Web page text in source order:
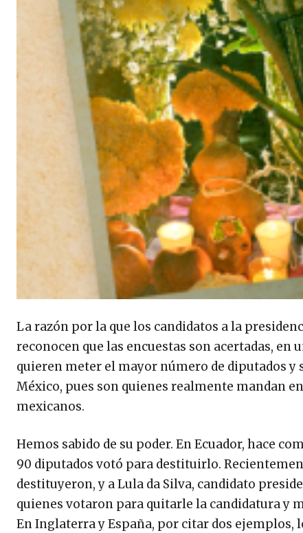
La razón por la que los candidatos a la
reconocen que las encuestas son acertadas, en
quieren meter el mayor número de diputados y
México, pues son quienes realmente mandan
mexicanos.
Hemos sabido de su poder. En Ecuador, hace
90 diputados votó para destituirlo.
destituyeron, y a Lula da Silva, candidato
quienes votaron para quitarle la candidatura y
En Inglaterra y España, por citar dos ejemplos,